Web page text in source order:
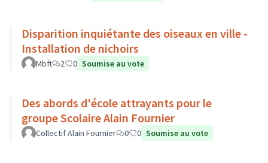
Disparition inquiétante des oiseaux en ville -
Installation de nichoirs
Mbft 2 0 Soumise au vote
Des abords d'école attrayants pour le
groupe Scolaire Alain Fournier
Collectif Alain Fournier 0 0 Soumise au vote